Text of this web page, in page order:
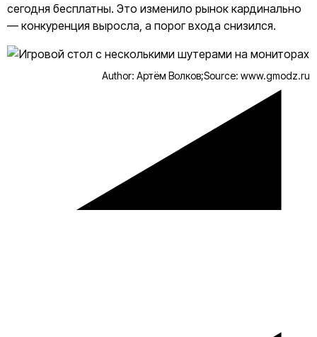
сегодня бесплатны. Это изменило рынок кардинально
— конкуренция выросла, а порог входа снизился.
Author: Артём Волков;Source: www.gmodz.ru